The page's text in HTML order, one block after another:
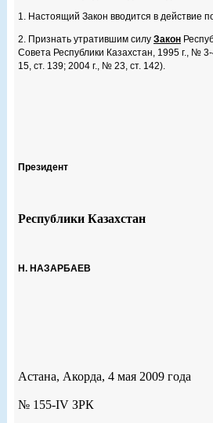
1. Настоящий Закон вводится в действие
2. Признать утратившим силу Закон
Совета Республики Казахстан, 1995 г., №
15, ст. 139; 2004 г., № 23, ст. 142).
Президент
Республики Казахстан
Н. НАЗАРБАЕВ
Астана, Акорда, 4 мая 2009 года
№ 155-IV ЗРК